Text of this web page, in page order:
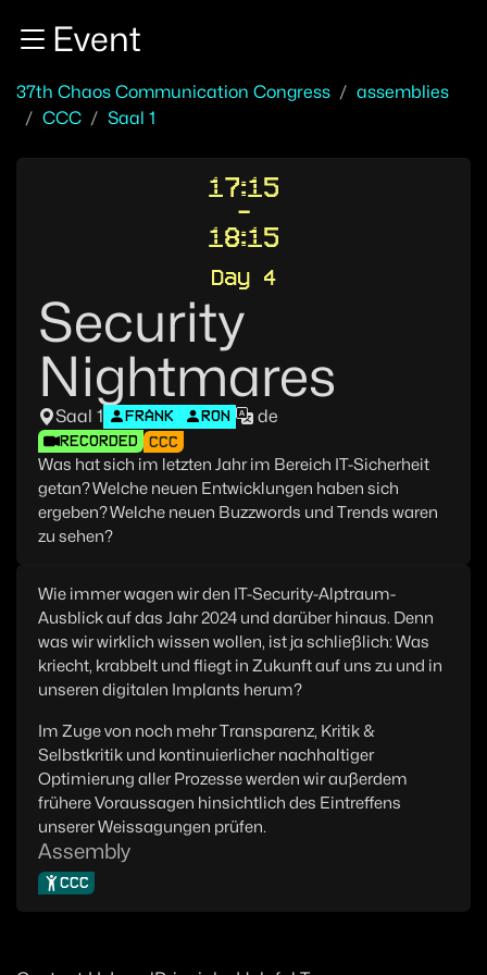
Zum InhaltEvent
37th Chaos Communication Congress
assemblies
CCC
Saal 1
17:15
-
18:15
Day 4
Security
Nightmares
Saal 1 FRANK RON de
RECORDED CCC
Was hat sich im letzten Jahr im Bereich IT-Sicherheit
getan? Welche neuen Entwicklungen haben sich
ergeben? Welche neuen Buzzwords und Trends waren
zu sehen?
Wie immer wagen wir den IT-Security-Alptraum-
Ausblick auf das Jahr 2024 und darüber hinaus. Denn
was wir wirklich wissen wollen, ist ja schließlich: Was
kriecht, krabbelt und fliegt in Zukunft auf uns zu und in
unseren digitalen Implants herum?
Im Zuge von noch mehr Transparenz, Kritik &
Selbstkritik und kontinuierlicher nachhaltiger
Optimierung aller Prozesse werden wir außerdem
frühere Voraussagen hinsichtlich des Eintreffens
unserer Weissagungen prüfen.
Assembly
CCC